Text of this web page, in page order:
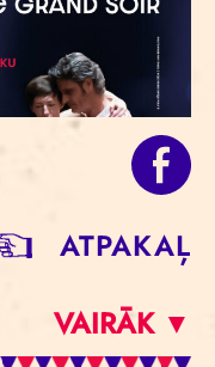
ATPAKAĻ
VAIRĀK ▼